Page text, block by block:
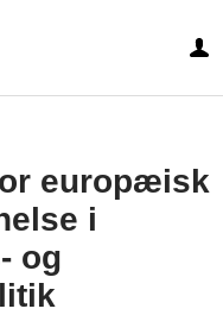
europæisk
i
og